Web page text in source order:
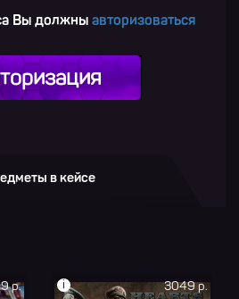
Вы должны авторизоваться
в кейсе
р. 3049 р.
i